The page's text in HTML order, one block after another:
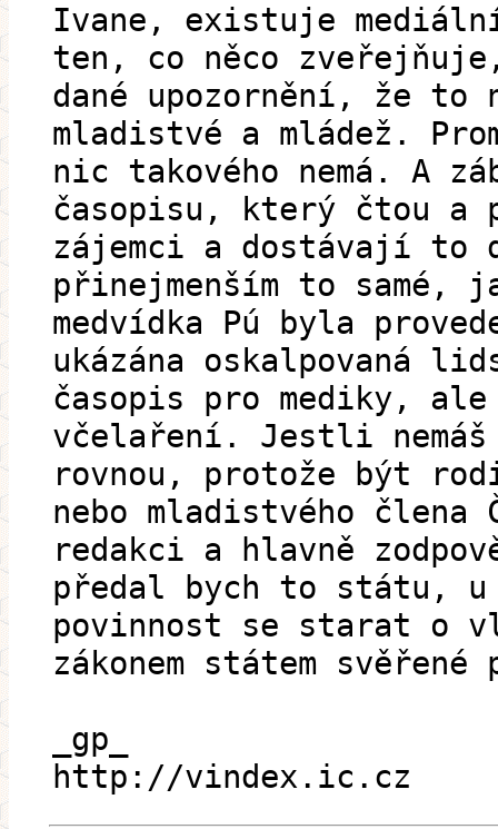
Ivane, existuje
ten, co něco
dané upozornění, že to
mladistvé a mládež.
nic takového nemá. A
časopisu, který čtou
zájemci a dostávají to
přinejmenším to samé,
medvídka Pú byla
ukázána oskalpovaná
časopis pro mediky,
včelaření. Jestli
rovnou, protože být
nebo mladistvého
redakci a hlavně
předal bych to státu, u
povinnost se starat o
zákonem státem svěřené
_gp_
http://vindex.ic.cz